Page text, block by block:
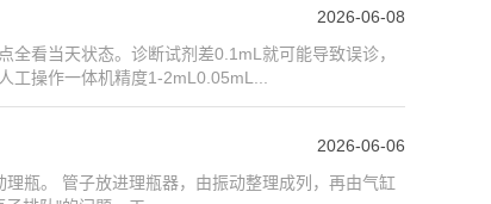
2026-06-08
看当天状态。诊断试剂差0.1mL就可能导致误诊，
工操作一体机精度1-2mL0.05mL...
2026-06-06
瓶。 管子放进理瓶器，由振动整理成列，再由气缸